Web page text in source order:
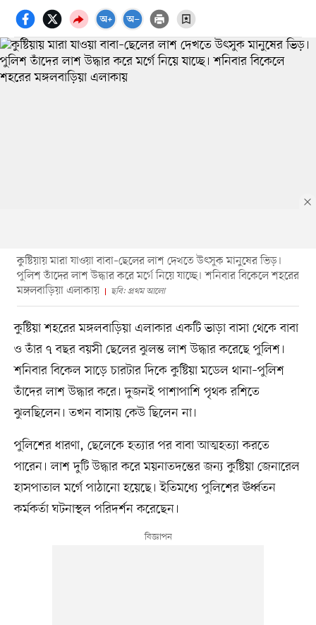
কুষ্টিয়ায় মারা যাওয়া বাবা–ছেলের লাশ দেখতে উৎসুক মানুষের ভিড়।
পুলিশ তাঁদের লাশ উদ্ধার করে মর্গে নিয়ে যাচ্ছে। শনিবার বিকেলে শহরের
মঙ্গলবাড়িয়া এলাকায়
ছবি: প্রথম আলো
কুষ্টিয়া শহরের মঙ্গলবাড়িয়া এলাকার একটি ভাড়া বাসা থেকে বাবা
ও তাঁর ৭ বছর বয়সী ছেলের ঝুলন্ত লাশ উদ্ধার করেছে পুলিশ।
শনিবার বিকেল সাড়ে চারটার দিকে কুষ্টিয়া মডেল থানা–পুলিশ
তাঁদের লাশ উদ্ধার করে। দুজনই পাশাপাশি পৃথক রশিতে
ঝুলছিলেন। তখন বাসায় কেউ ছিলেন না।
পুলিশের ধারণা, ছেলেকে হত্যার পর বাবা আত্মহত্যা করতে
পারেন। লাশ দুটি উদ্ধার করে ময়নাতদন্তের জন্য কুষ্টিয়া জেনারেল
হাসপাতাল মর্গে পাঠানো হয়েছে। ইতিমধ্যে পুলিশের ঊর্ধ্বতন
কর্মকর্তা ঘটনাস্থল পরিদর্শন করেছেন।